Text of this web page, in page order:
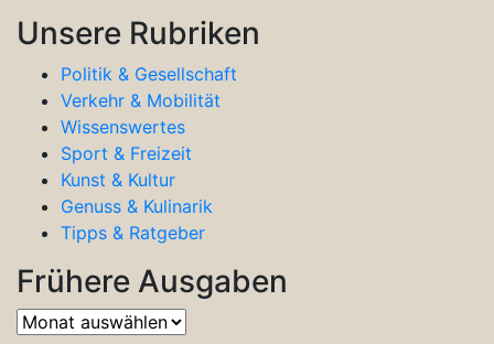
Unsere Rubriken
Politik & Gesellschaft
Verkehr & Mobilität
Wissenswertes
Sport & Freizeit
Kunst & Kultur
Genuss & Kulinarik
Tipps & Ratgeber
Frühere Ausgaben
Frühere